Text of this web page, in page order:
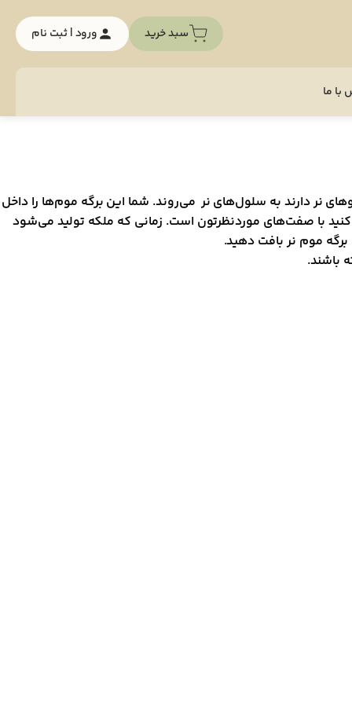
سبد خرید ورود | ثبت نام
با ما
نر دارند به سلول‌های نر می‌روند. شما این برگه موم‌ها را داخل
کنید با صفت‌های موردنظرتون است. زمانی که ملکه تولید می‌شود
برگه موم نر بافت دهید.
باشند.